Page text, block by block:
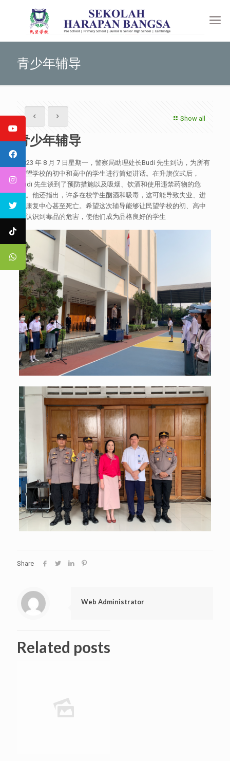
青少年辅导
Show all
青少年辅导
2023 年 8 月 7 日星期一，警察局助理处长Budi 先生到访，为所有
民望学校的初中和高中的学生进行简短讲话。在升旗仪式后，
Budi 先生谈到了预防措施以及吸烟、饮酒和使用违禁药物的危
险。他还指出，许多在校学生酗酒和吸毒，这可能导致失业、进
入康复中心甚至死亡。希望这次辅导能够让民望学校的初、高中
生认识到毒品的危害，使他们成为品格良好的学生
Share
Web Administrator
Related posts